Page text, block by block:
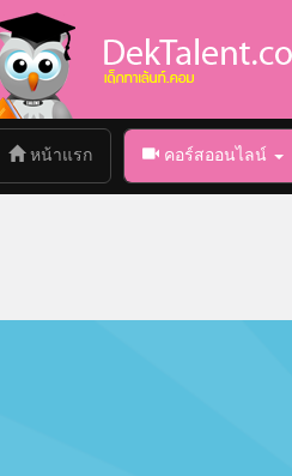
หน้าแรก(current) คอร์สออนไลน์